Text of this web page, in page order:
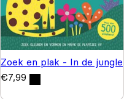
Zoek en plak - In de jungle
€7,99